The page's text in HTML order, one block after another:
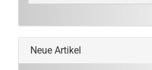
Neue Artikel